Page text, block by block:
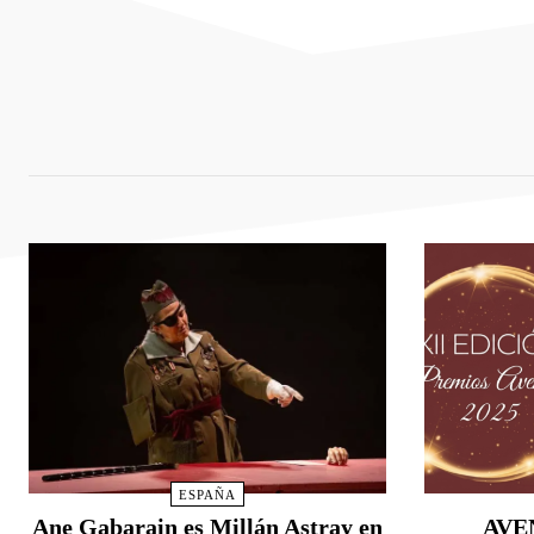
ESPAÑA
Ane Gabarain es Millán Astray en